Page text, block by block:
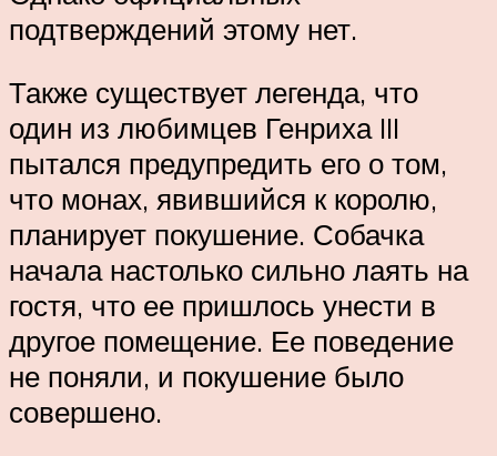
подтверждений этому нет.
Также существует легенда, что
один из любимцев Генриха III
пытался предупредить его о том,
что монах, явившийся к королю,
планирует покушение. Собачка
начала настолько сильно лаять на
гостя, что ее пришлось унести в
другое помещение. Ее поведение
не поняли, и покушение было
совершено.